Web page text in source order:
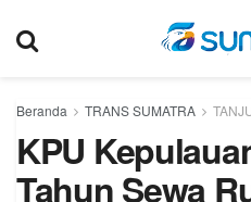
Beranda TRANS SUMATRA
KPU
Tahun Sewa